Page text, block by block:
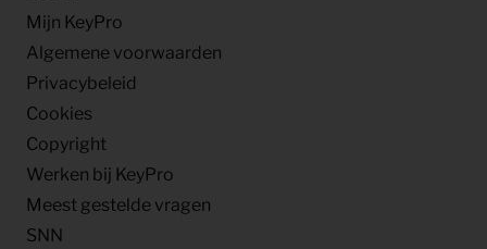
Mijn KeyPro
Algemene voorwaarden
Privacybeleid
Cookies
Copyright
Werken bij KeyPro
Meest gestelde vragen
SNN